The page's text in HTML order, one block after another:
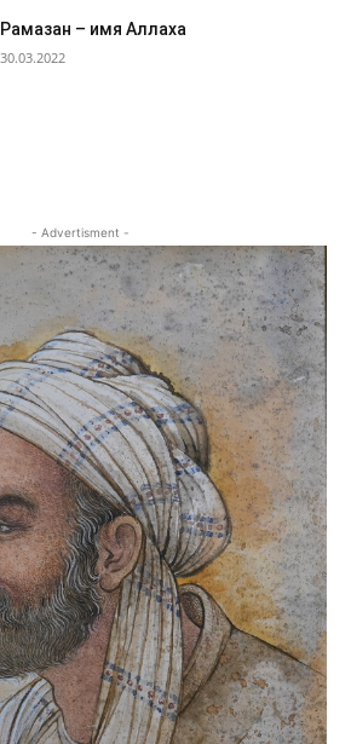
Рамазан – имя Аллаха
30.03.2022
- Advertisment -